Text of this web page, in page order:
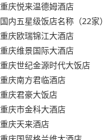
重庆悦来温德姆酒店
国内五星级饭店名称（22家）
重庆欧瑞锦江大酒店
重庆维景国际大酒店
重庆世纪金源时代大饭店
重庆南方君临酒店
重庆君豪大饭店
重庆市金科大酒店
重庆天来酒店